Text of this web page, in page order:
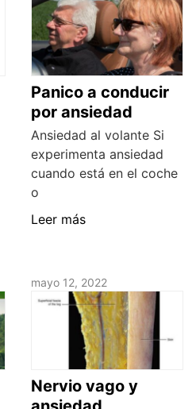
Panico a conducir
por ansiedad
Ansiedad al volante Si
experimenta ansiedad
cuando está en el coche
o
Leer más
mayo 12, 2022
Nervio vago y